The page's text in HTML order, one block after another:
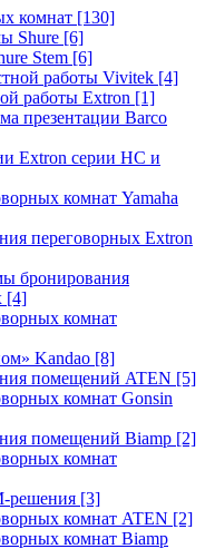
комнат [130]
Shure [6]
Stem [6]
работы Vivitek [4]
работы Extron [1]
презентации Barco
Extron серии HC и
комнат Yamaha
переговорных Extron
бронирования
[4]
комнат
Kandao [8]
помещений ATEN [5]
комнат Gonsin
помещений Biamp [2]
комнат
решения [3]
комнат ATEN [2]
комнат Biamp